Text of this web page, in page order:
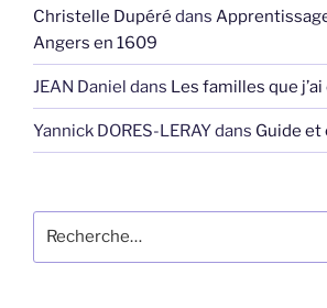
Christelle Dupéré dans
Angers en 1609
JEAN Daniel dans Les familles que
Yannick DORES-LERAYdans Guide et
pour